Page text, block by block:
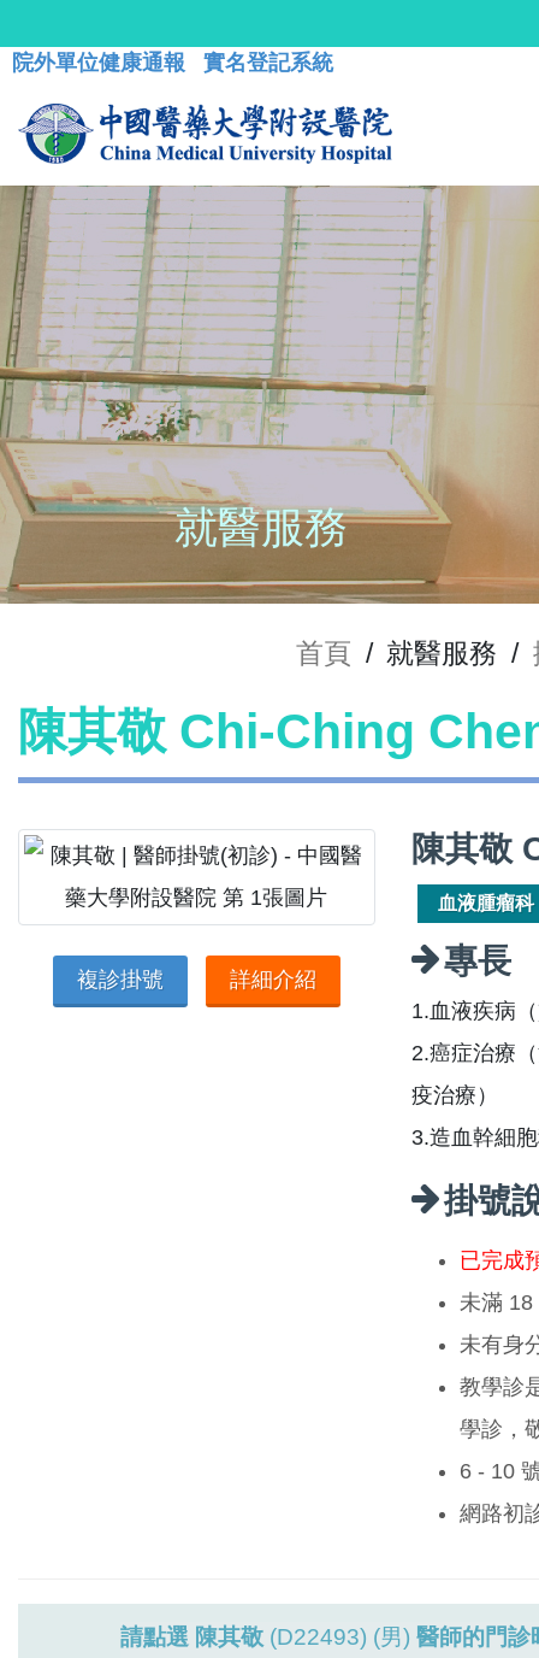
院外單位健康通報 實名登記系統
就醫服務
首頁 / 就醫服務 /
陳其敬 Chi-Ching
複診掛號 詳細介紹
陳其敬
血液腫瘤科
專長
1.血液疾病
2.癌症治療
疫治療）
3.造血幹細
掛號
已完成
未滿 18
未有身
教學診
學診，
6 - 10
網路初